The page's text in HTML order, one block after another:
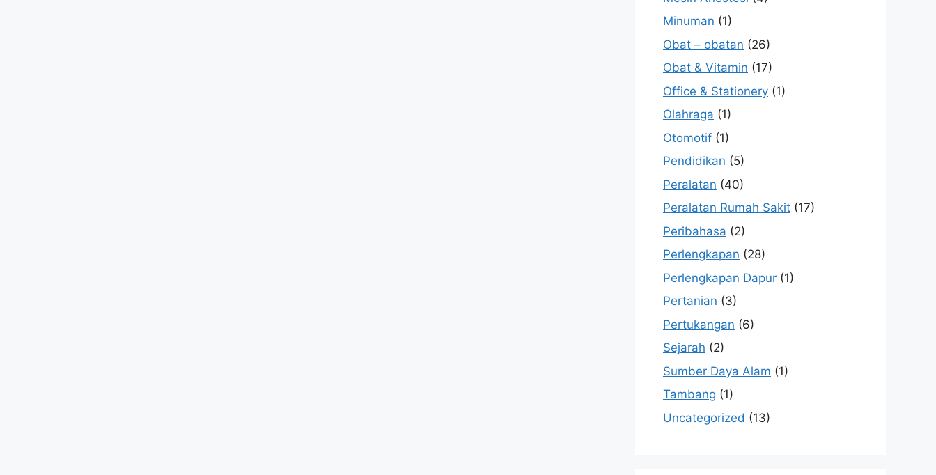
Minuman (1)
Obat – obatan (26)
Obat & Vitamin (17)
Office & Stationery (1)
Olahraga (1)
Otomotif (1)
Pendidikan (5)
Peralatan (40)
Peralatan Rumah Sakit (17)
Peribahasa (2)
Perlengkapan (28)
Perlengkapan Dapur (1)
Pertanian (3)
Pertukangan (6)
Sejarah (2)
Sumber Daya Alam (1)
Tambang (1)
Uncategorized (13)